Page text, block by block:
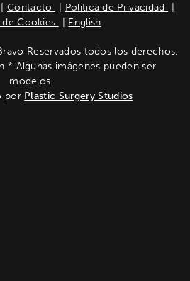
Contacto
Política de Privacidad
Cookies
English
Reservados todos los derechos.
* Algunas imágenes pueden ser
modelos.
por Plastic Surgery Studios